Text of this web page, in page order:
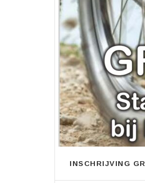
INSCHRIJVING